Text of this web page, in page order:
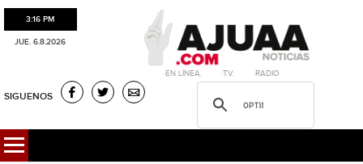
3:16 PM
JUE. 6.8.2026
·EN LÍNEA. ·T.V. ·RADIO
SIGUENOS